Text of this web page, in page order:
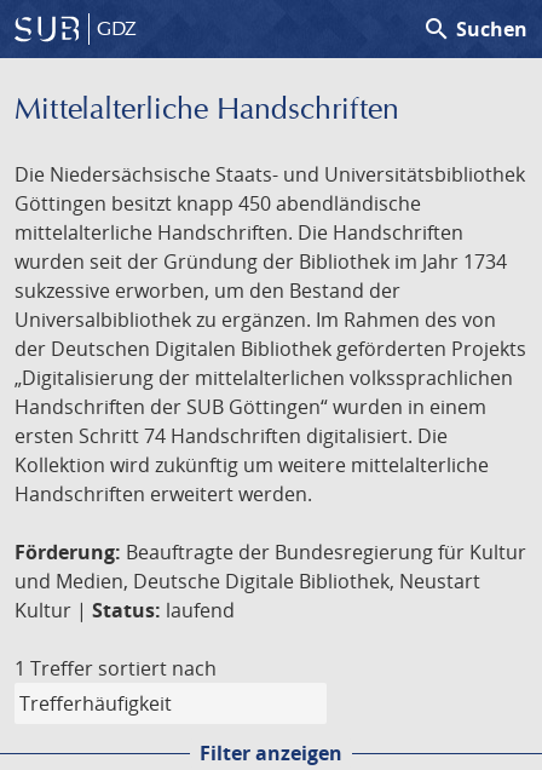
GDZ search Suchen
Mittelalterliche Handschriften
Die Niedersächsische Staats- und Universitätsbibliothek
Göttingen besitzt knapp 450 abendländische
mittelalterliche Handschriften. Die Handschriften
wurden seit der Gründung der Bibliothek im Jahr 1734
sukzessive erworben, um den Bestand der
Universalbibliothek zu ergänzen. Im Rahmen des von
der Deutschen Digitalen Bibliothek geförderten Projekts
„Digitalisierung der mittelalterlichen volkssprachlichen
Handschriften der SUB Göttingen“ wurden in einem
ersten Schritt 74 Handschriften digitalisiert. Die
Kollektion wird zukünftig um weitere mittelalterliche
Handschriften erweitert werden.
Förderung: Beauftragte der Bundesregierung für Kultur
und Medien, Deutsche Digitale Bibliothek, Neustart
Kultur | Status: laufend
1 Treffer sortiert nach
Filter anzeigen